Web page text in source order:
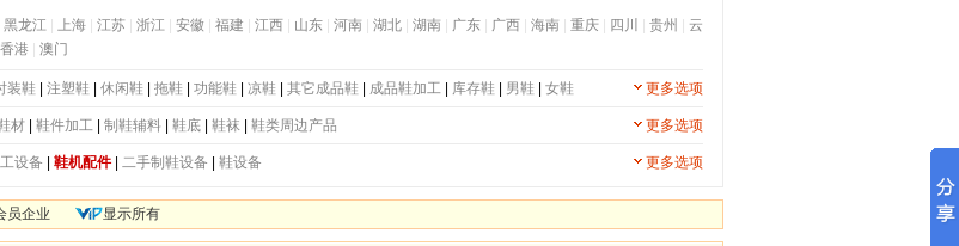
黑龙江 上海| 江苏| 浙江 安徽| 福建 江西| 山东| 河南| 湖北| 湖南| 广东| 广西| 海南| 重庆| 四川 贵州
云
香港| 澳门
更多选项
装鞋| 注塑鞋| 休闲鞋| 拖鞋| 功能鞋| 凉鞋| 其它成品鞋| 成品鞋加工| 库存鞋| 男鞋| 女鞋
更多选项
材| 鞋件加工| 制鞋辅料| 鞋底| 鞋袜| 鞋类周边产品
更多选项
设备 鞋机配件| 二手制鞋设备 鞋设备
员企业 显示所有